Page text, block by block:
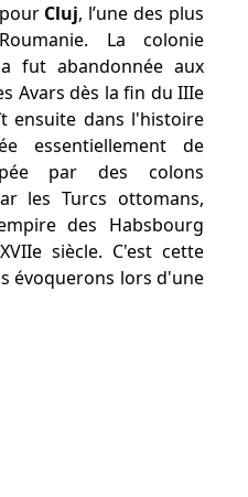
Cluj, l’une des plus
La colonie
fut abandonnée aux
Avars dès la fin du IIIe
ensuite dans l'histoire
essentiellement de
par des colons
les Turcs ottomans,
des Habsbourg
siècle. C'est cette
évoquerons lors d'une